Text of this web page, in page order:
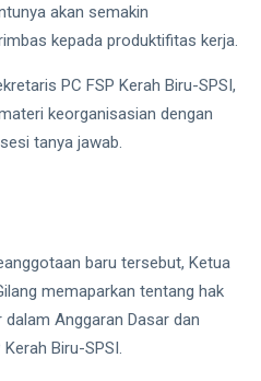
akan semakin
kepada produktifitas kerja.
PC FSP Kerah Biru-SPSI,
keorganisasian dengan
tanya jawab.
baru tersebut, Ketua
memaparkan tentang hak
Anggaran Dasar dan
Biru-SPSI.